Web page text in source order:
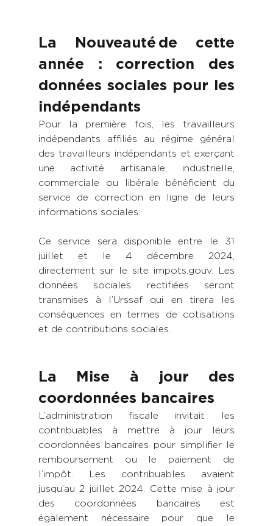
La Nouveauté de cette
année : correction des
données sociales pour les
indépendants
Pour la première fois, les travailleurs
indépendants affiliés au régime général
des travailleurs indépendants et exerçant
une activité artisanale, industrielle,
commerciale ou libérale bénéficient du
service de correction en ligne de leurs
informations sociales.
Ce service sera disponible entre le 31
juillet et le 4 décembre 2024,
directement sur le site impots.gouv. Les
données sociales rectifiées seront
transmises à l’Urssaf qui en tirera les
conséquences en termes de cotisations
et de contributions sociales.
La Mise à jour des
coordonnées bancaires
L’administration fiscale invitait les
contribuables à mettre à jour leurs
coordonnées bancaires pour simplifier le
remboursement ou le paiement de
l’impôt. Les contribuables avaient
jusqu’au 2 juillet 2024. Cette mise à jour
des coordonnées bancaires est
également nécessaire pour que le